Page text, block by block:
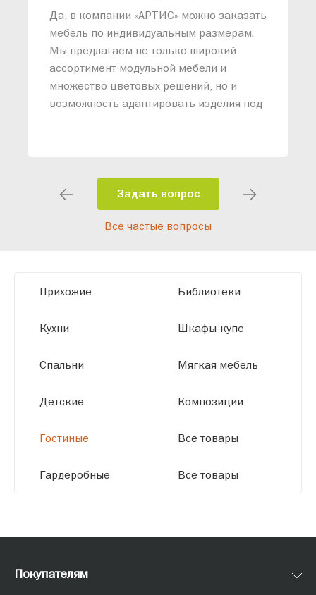
Да, в компании «АРТИС» можно заказать
мебель по индивидуальным размерам.
Мы предлагаем не только широкий
ассортимент модульной мебели и
множество цветовых решений, но и
возможность адаптировать изделия под
помещения и личные пожелания.
Благодаря современному
высокотехнологичному оборудованию
размерам.
Задать вопрос
Все частые вопросы
Прихожие
Кухни
Спальни
Детские
Гостиные
Гардеробные
Библиотеки
Шкафы-купе
Мягкая мебель
Композиции
Все товары
Все товары
Покупателям